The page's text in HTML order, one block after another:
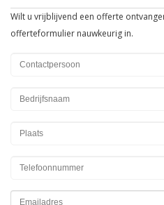
Wilt u vrijblijvend een offerte
offerteformulier nauwkeurig in.